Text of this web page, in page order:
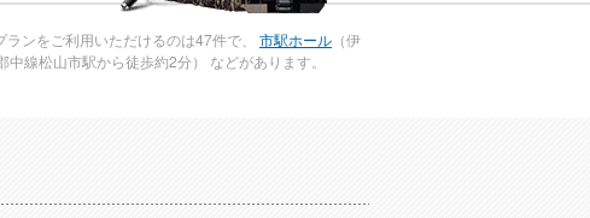
ンをご利用いただけるのは47件で、 市駅ホール （伊
中線松山市駅から徒歩約2分） などがあります。